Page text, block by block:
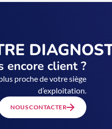
encore client ?
proche de votre siège
d’exploitation.
NOUS CONTACTER